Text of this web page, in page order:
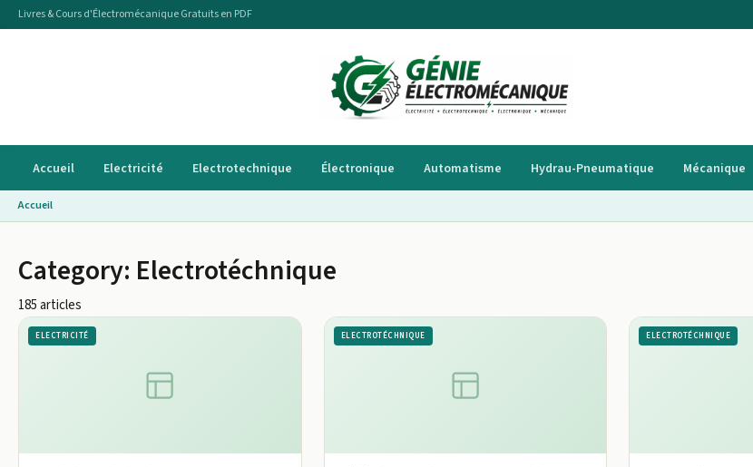
Livres & Cours d'Électromécanique Gratuits en PDF
Accueil Electricité Electrotechnique Électronique Automatisme Hydrau-Pneumatique Mécanique
Accueil
Category: Electrotéchnique
185 articles
ELECTRICITÉ ELECTROTÉCHNIQUE ELECTROTÉCHNIQUE